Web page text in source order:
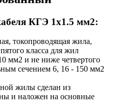
КГЭ 1х1.5 мм2:
токопроводящая жила,
класса для жил
мм2 и не ниже четвертого
сечением 6, 16 - 150 мм2
жилы сделан из
и наложен на основные